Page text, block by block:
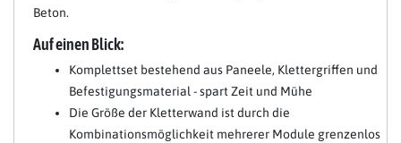
Beton.
Auf einen Blick:
Komplettset bestehend aus Paneele, Klettergriffen und
Befestigungsmaterial - spart Zeit und Mühe
Die Größe der Kletterwand ist durch die
Kombinationsmöglichkeit mehrerer Module grenzenlos